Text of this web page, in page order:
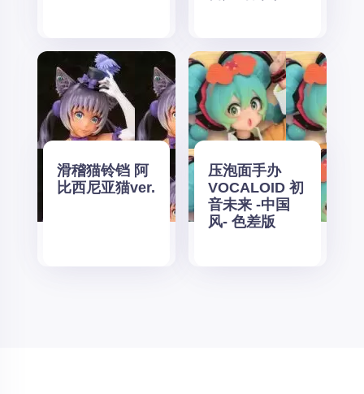
滑稽猫铃铛 阿
比西尼亚猫ver.
压泡面手办
VOCALOID 初
音未来 -中国
风- 色差版